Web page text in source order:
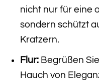
nicht nur für eine
sondern schützt
Kratzern.
Flur:Begrüßen
Hauch von